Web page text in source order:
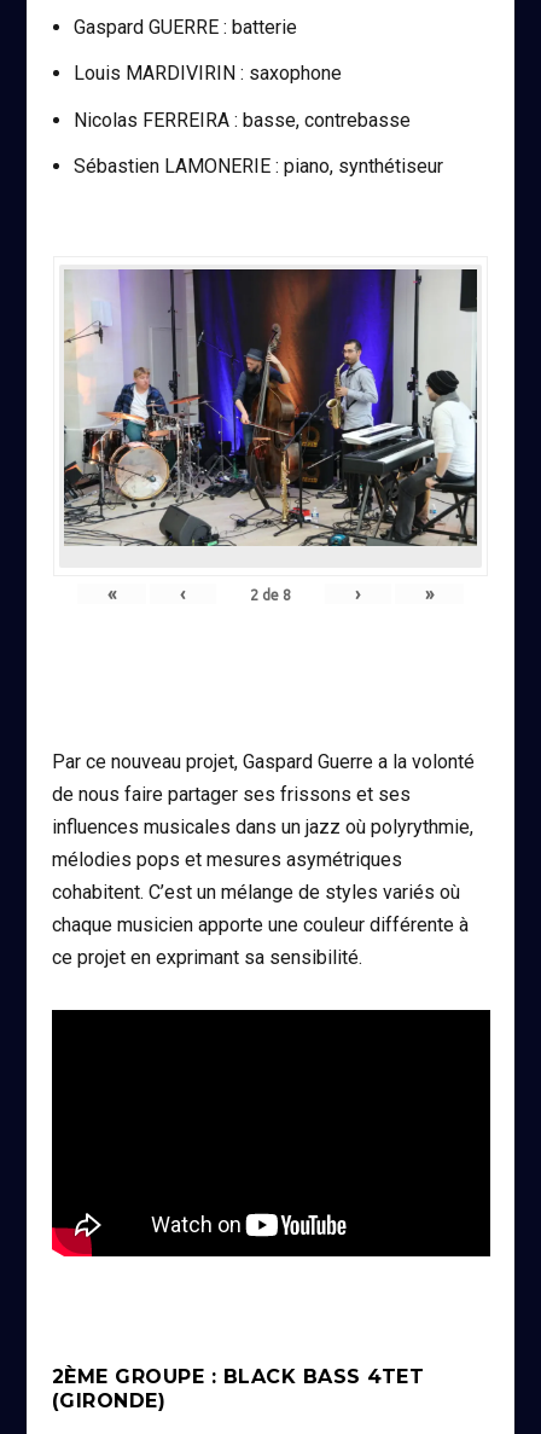
Gaspard GUERRE : batterie
Louis MARDIVIRIN : saxophone
Nicolas FERREIRA : basse, contrebasse
Sébastien LAMONERIE : piano, synthétiseur
« ‹ 2de 8 › »
Par ce nouveau projet, Gaspard Guerre a la volonté
de nous faire partager ses frissons et ses
influences musicales dans un jazz où polyrythmie,
mélodies pops et mesures asymétriques
cohabitent. C’est un mélange de styles variés où
chaque musicien apporte une couleur différente à
ce projet en exprimant sa sensibilité.
2ÈME GROUPE : BLACK BASS 4TET
(GIRONDE)